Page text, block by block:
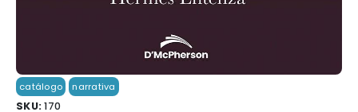
catálogo narrativa
SKU:170